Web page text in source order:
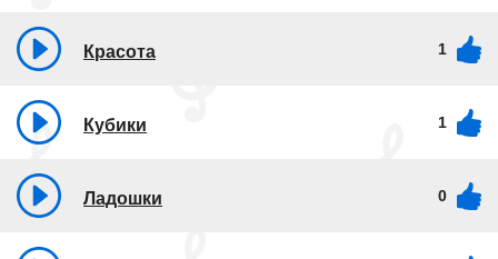
Красота 1
Кубики 1
Ладошки 0